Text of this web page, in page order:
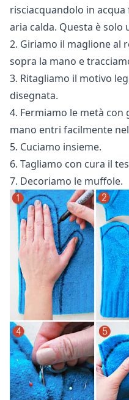
risciacquandolo in
aria calda. Questa è solo
2. Giriamo il maglione al
sopra la mano e
3. Ritagliamo il motivo
disegnata.
4. Fermiamo le metà
mano entri facilmente
5. Cuciamo insieme.
6. Tagliamo con cura il
7. Decoriamo le muffole.